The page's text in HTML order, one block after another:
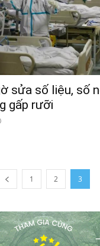
sửa số liệu, số
gấp rưỡi
1 2 3